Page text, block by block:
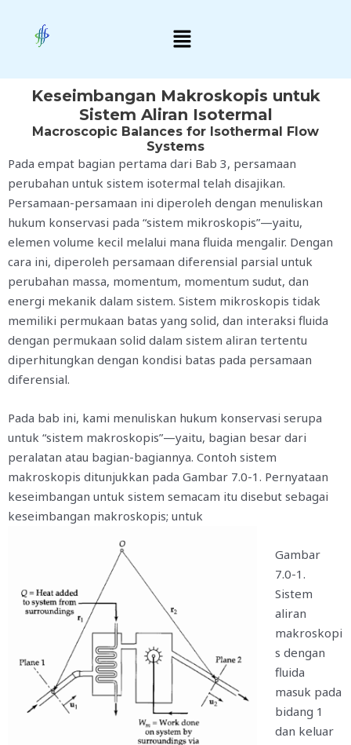
content
Menu
Keseimbangan Makroskopis untuk
Sistem Aliran Isotermal
Macroscopic Balances for Isothermal Flow
Systems
Pada empat bagian pertama dari Bab 3, persamaan
perubahan untuk sistem isotermal telah disajikan.
Persamaan-persamaan ini diperoleh dengan menuliskan
hukum konservasi pada “sistem mikroskopis”—yaitu,
elemen volume kecil melalui mana fluida mengalir. Dengan
cara ini, diperoleh persamaan diferensial parsial untuk
perubahan massa, momentum, momentum sudut, dan
energi mekanik dalam sistem. Sistem mikroskopis tidak
memiliki permukaan batas yang solid, dan interaksi fluida
dengan permukaan solid dalam sistem aliran tertentu
diperhitungkan dengan kondisi batas pada persamaan
diferensial.
Pada bab ini, kami menuliskan hukum konservasi serupa
untuk “sistem makroskopis”—yaitu, bagian besar dari
peralatan atau bagian-bagiannya. Contoh sistem
makroskopis ditunjukkan pada Gambar 7.0-1. Pernyataan
keseimbangan untuk sistem semacam itu disebut sebagai
keseimbangan makroskopis; untuk
Gambar
7.0-1.
Sistem
aliran
makroskopi
s dengan
fluida
masuk pada
bidang 1
dan keluar